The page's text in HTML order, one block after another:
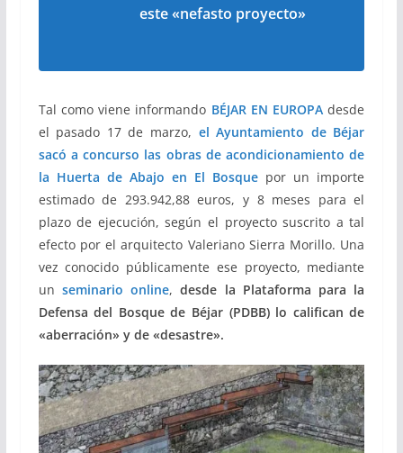
este «nefasto proyecto»
Tal como viene informando BÉJAR EN EUROPA desde
el pasado 17 de marzo, el Ayuntamiento de Béjar
sacó a concurso las obras de acondicionamiento de
la Huerta de Abajo en El Bosque por un importe
estimado de 293.942,88 euros, y 8 meses para el
plazo de ejecución, según el proyecto suscrito a tal
efecto por el arquitecto Valeriano Sierra Morillo. Una
vez conocido públicamente ese proyecto, mediante
un seminario online,desde la Plataforma para la
Defensa del Bosque de Béjar (PDBB) lo califican de
«aberración» y de «desastre».